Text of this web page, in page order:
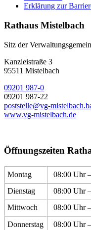
Erklärung zur
Rathaus Mistelbach
Sitz der
Kanzleistraße 3
95511 Mistelbach
09201 987-0
09201 987-22
poststelle@vg-
www.vg-mistelbach.de
Öffnungszeiten
Montag 08:00 Uhr
Dienstag
08:00 Uhr
Mittwoch
08:00 Uhr
Donnerstag
08:00 Uhr